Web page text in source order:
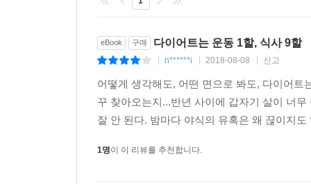
4. 최고의 다이어트 운동은 워킹과 물구나무서기
물구나무서기는 노화 방지와 장수에 효과적이다
5. 스트레스가 쌓이면 폭식하는 이유
정크 푸드는 사지도, 보관하지도 말자!
일상생활에서 폭식을 방지하는 두 가지 습관
6. 몸이 하는 말에 귀 기울이며 먹는다
eBook 구매 다이어트는 운동 1할, 식사 9할
n******i 2018-08-08 신고
어떻게 생각해도, 어떤 면으로 봐도, 다이어
꾸 찾아오는지...반년 사이에 갑자기 살이 너
잘 안 된다. 밤마다 야식의 유혹은 왜 끊이지
1명이 이 리뷰를 추천합니다.